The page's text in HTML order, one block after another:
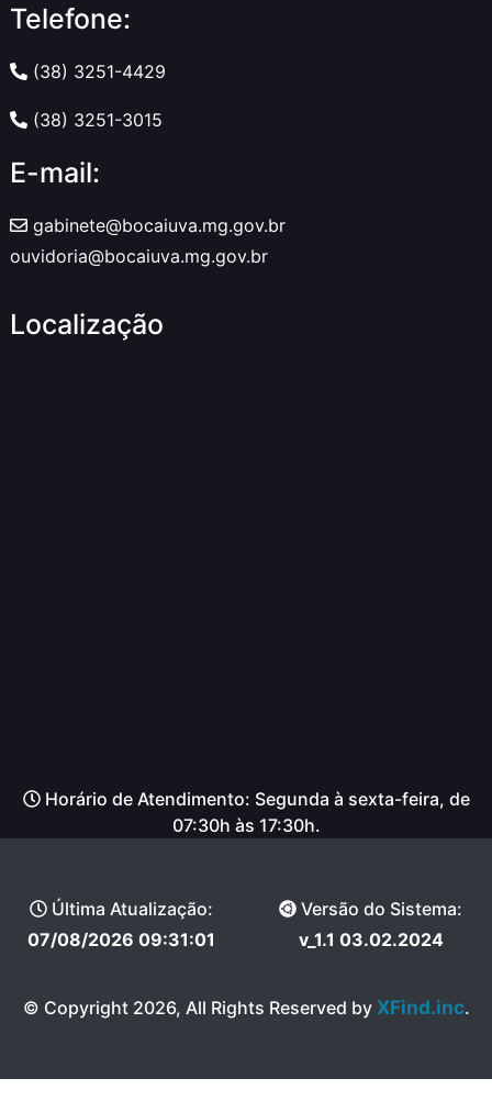
Telefone:
(38) 3251-4429
(38) 3251-3015
E-mail:
gabinete@bocaiuva.mg.gov.br
ouvidoria@bocaiuva.mg.gov.br
Localização
Horário de Atendimento: Segunda à sexta-feira, de
07:30h às 17:30h.
Última Atualização:
07/08/2026 09:31:01
Versão do Sistema:
v_1.1 03.02.2024
© Copyright 2026, All Rights Reserved by XFind.inc.